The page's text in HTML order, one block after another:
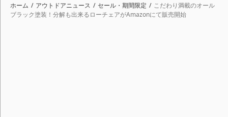
ホーム アウトドアニュース セール・期間限定
こだわり満載のオール
ブラック塗装！分解も出来るローチェアがAmazonにて販売開始